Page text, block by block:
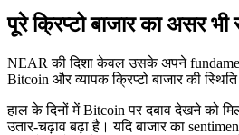
पूरे क्रिप्टो बाजार का असर भी
NEAR की दिशा केवल उसके अपने
Bitcoin और व्यापक क्रिप्टो बाजार की स्थिति
हाल के दिनों में Bitcoin पर दबाव देखने को
उतार-चढ़ाव बढ़ा है। यदि बाजार का